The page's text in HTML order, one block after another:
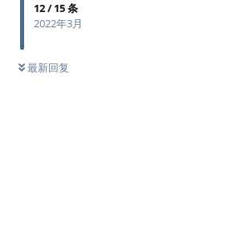
12/15条
2022年3月
最新回复